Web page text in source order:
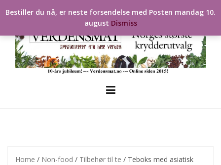
to
Home / Non-food / Tilbehør til te / Teboks med asiatisk
Bestiller du nå, er neste forsendelse med Posten mandag 10.
august Dismiss